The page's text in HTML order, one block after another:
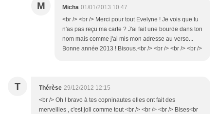
M Micha 01/01/2013 10:47
<br /> <br /> Merci pour tout Evelyne ! Je vois que tu
n'as pas reçu ma carte ? J'ai fait une bourde dans ton
nom mais comme j'ai mis mon adresse au verso...
Bonne année 2013 ! Bisous.<br /> <br /> <br /> <br />
T Thérèse 29/12/2012 12:15
<br /> Oh ! bravo à tes copninautes elles ont fait des
merveilles , c'est joli comme tout <br /> <br /> <br /> Bises<br